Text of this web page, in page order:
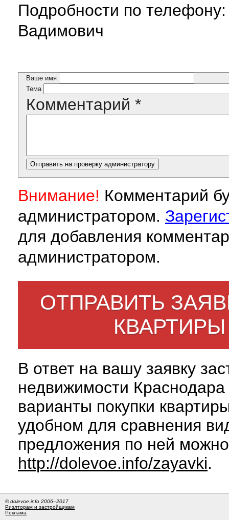
Подробности по
Вадимович
Ваше имя
Тема
Комментарий *
Внимание! Комментарий
администратором.
для добавления
администратором.
ОТПРАВИТЬ
В ответ на вашу заявку
недвижимости
варианты покупки
удобном для сравнения
предложения по ней
http://dolevoe.info/zayavki.
© dolevoe.info 2006–2017
Риэлторам и застройщикам
Реклама